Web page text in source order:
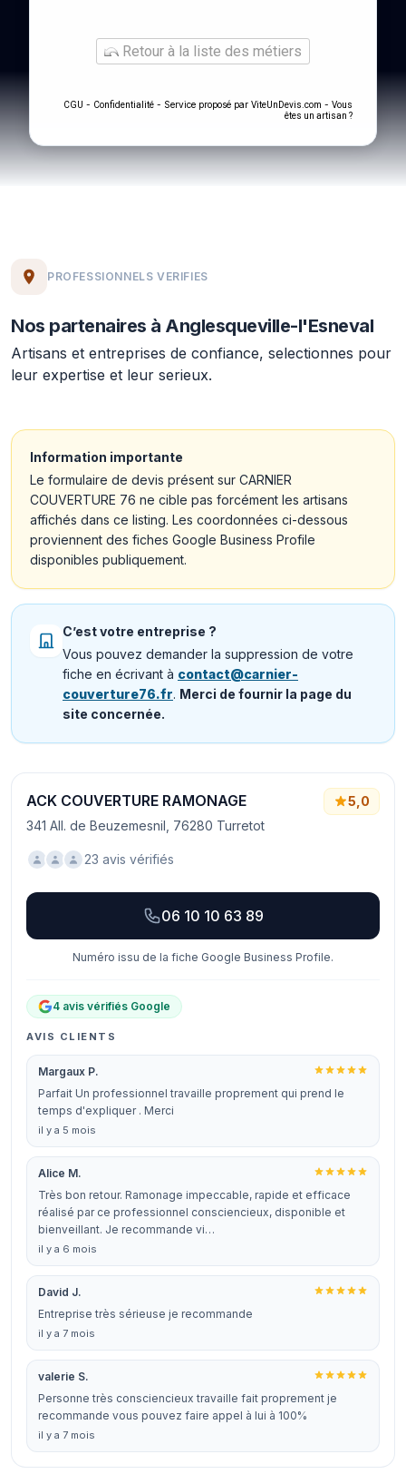
Retour à la liste des métiers
CGU - Confidentialité - Service proposé par ViteUnDevis.com - Vous
êtes un artisan ?
PROFESSIONNELS VERIFIES
Nos partenaires à Anglesqueville-l'Esneval
Artisans et entreprises de confiance, selectionnes pour
leur expertise et leur serieux.
Information importante
Le formulaire de devis présent sur CARNIER
COUVERTURE 76 ne cible pas forcément les artisans
affichés dans ce listing. Les coordonnées ci-dessous
proviennent des fiches Google Business Profile
disponibles publiquement.
C’est votre entreprise ?
Vous pouvez demander la suppression de votre
fiche en écrivant à contact@carnier-
couverture76.fr. Merci de fournir la page du
site concernée.
ACK COUVERTURE RAMONAGE
341 All. de Beuzemesnil, 76280 Turretot
5,0
23 avis vérifiés
06 10 10 63 89
Numéro issu de la fiche Google Business Profile.
4 avis vérifiés Google
AVIS CLIENTS
Margaux P.
Parfait Un professionnel travaille proprement qui prend le
temps d'expliquer . Merci
il y a 5 mois
Alice M.
Très bon retour. Ramonage impeccable, rapide et efficace
réalisé par ce professionnel consciencieux, disponible et
bienveillant. Je recommande vi…
il y a 6 mois
David J.
Entreprise très sérieuse je recommande
il y a 7 mois
valerie S.
Personne très consciencieux travaille fait proprement je
recommande vous pouvez faire appel à lui à 100%
il y a 7 mois